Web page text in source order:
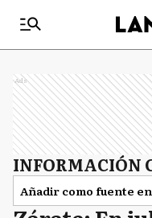
Ads
INFORMACIÓN
Añadir como fuente en